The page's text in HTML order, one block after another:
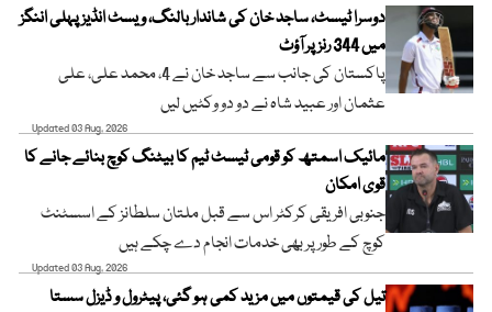
دوسرا ٹیسٹ، ساجد خان کی شاندار بالنگ، ویسٹ انڈیز پہلی اننگز
میں 344 رنز پر آؤٹ
پاکستان کی جانب سے ساجد خان نے 4، محمد علی، علی
عثمان اور عبید شاہ نے دو دو وکٹیں لیں
Updated 03 Aug, 2026
مائیک اسمتھ کو قومی ٹیسٹ ٹیم کا بیٹنگ کوچ بنائے جانے کا
قوی امکان
جنوبی افریقی کرکٹر اس سے قبل ملتان سلطانز کے اسسٹنٹ
کوچ کے طور پر بھی خدمات انجام دے چکے ہیں
Updated 03 Aug, 2026
تیل کی قیمتوں میں مزید کمی ہو گئی، پیٹرول و ڈیزل سستا